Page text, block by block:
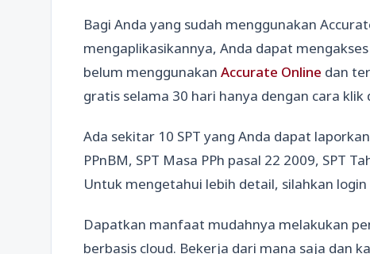
Bagi Anda yang sudah menggunakan
mengaplikasikannya, Anda dapat
belum menggunakan Accurate Online dan
gratis selama 30 hari hanya dengan cara klik
Ada sekitar 10 SPT yang Anda dapat
PPnBM, SPT Masa PPh pasal 22 2009, SPT
Untuk mengetahui lebih detail, silahkan
Dapatkan manfaat mudahnya melakukan
berbasis cloud. Bekerja dari mana saja dan